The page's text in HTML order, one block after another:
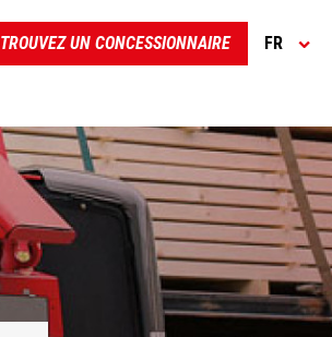
TROUVEZ UN CONCESSIONNAIRE FR